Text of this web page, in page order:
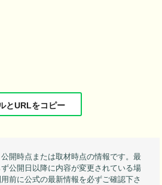
とURLをコピー
開時点または取材時点の情報です。最
公開日以降に内容が変更されている場
前に公式の最新情報を必ずご確認下さ